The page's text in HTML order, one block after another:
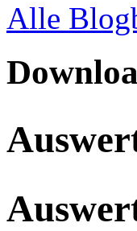
Alle